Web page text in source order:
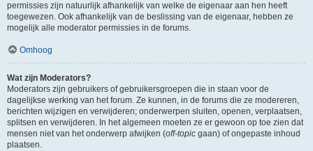
permissies zijn natuurlijk afhankelijk van welke de eigenaar aan hen heeft
toegewezen. Ook afhankelijk van de beslissing van de eigenaar, hebben ze
mogelijk alle moderator permissies in de forums.
Omhoog
Wat zijn Moderators?
Moderators zijn gebruikers of gebruikersgroepen die in staan voor de
dagelijkse werking van het forum. Ze kunnen, in de forums die ze modereren,
berichten wijzigen en verwijderen; onderwerpen sluiten, openen, verplaatsen,
splitsen en verwijderen. In het algemeen moeten ze er gewoon op toe zien dat
mensen niet van het onderwerp afwijken (off-topic gaan) of ongepaste inhoud
plaatsen.